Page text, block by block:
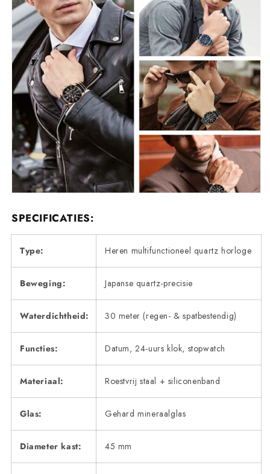
SPECIFICATIES:
Type: Heren multifunctioneel quartz horloge
Beweging: Japanse quartz-precisie
Waterdichtheid: 30 meter (regen- & spatbestendig)
Functies: Datum, 24-uurs klok, stopwatch
Materiaal: Roestvrij staal + siliconenband
Glas: Gehard mineraalglas
Diameter kast: 45 mm